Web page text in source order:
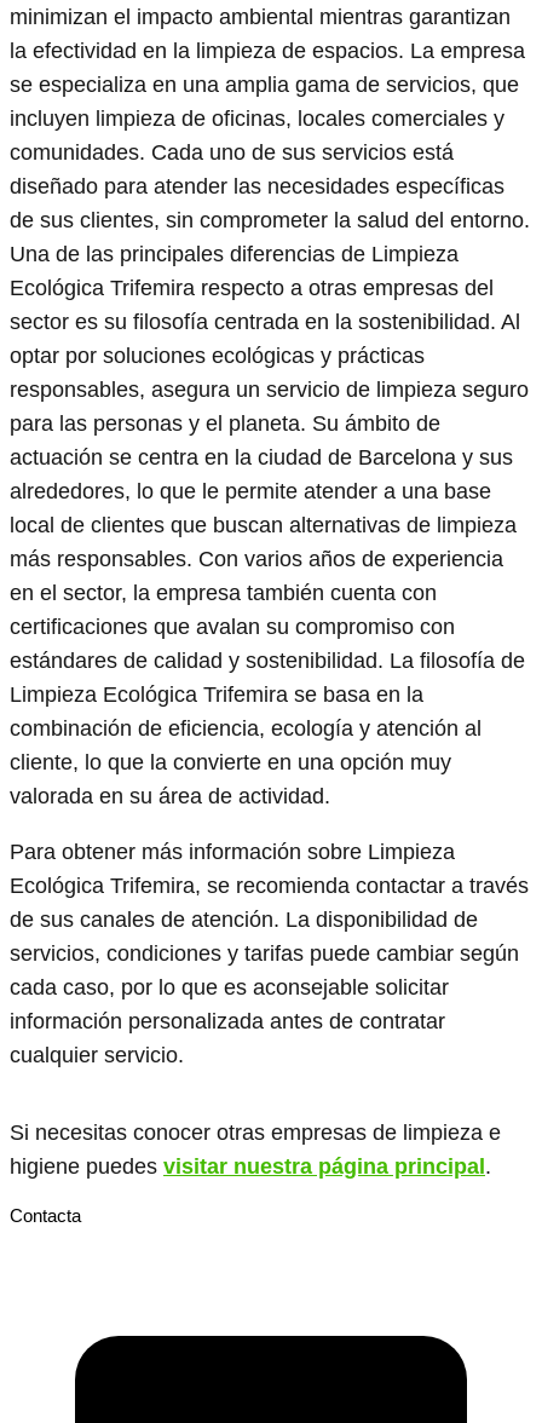
minimizan el impacto ambiental mientras garantizan
la efectividad en la limpieza de espacios. La empresa
se especializa en una amplia gama de servicios, que
incluyen limpieza de oficinas, locales comerciales y
comunidades. Cada uno de sus servicios está
diseñado para atender las necesidades específicas
de sus clientes, sin comprometer la salud del entorno.
Una de las principales diferencias de Limpieza
Ecológica Trifemira respecto a otras empresas del
sector es su filosofía centrada en la sostenibilidad. Al
optar por soluciones ecológicas y prácticas
responsables, asegura un servicio de limpieza seguro
para las personas y el planeta. Su ámbito de
actuación se centra en la ciudad de Barcelona y sus
alrededores, lo que le permite atender a una base
local de clientes que buscan alternativas de limpieza
más responsables. Con varios años de experiencia
en el sector, la empresa también cuenta con
certificaciones que avalan su compromiso con
estándares de calidad y sostenibilidad. La filosofía de
Limpieza Ecológica Trifemira se basa en la
combinación de eficiencia, ecología y atención al
cliente, lo que la convierte en una opción muy
valorada en su área de actividad.
Para obtener más información sobre Limpieza
Ecológica Trifemira, se recomienda contactar a través
de sus canales de atención. La disponibilidad de
servicios, condiciones y tarifas puede cambiar según
cada caso, por lo que es aconsejable solicitar
información personalizada antes de contratar
cualquier servicio.
Si necesitas conocer otras empresas de limpieza e
higiene puedes visitar nuestra página principal .
Contacta